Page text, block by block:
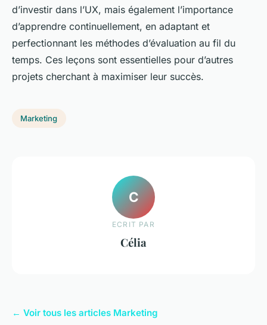
d’investir dans l’UX, mais également l’importance
d’apprendre continuellement, en adaptant et
perfectionnant les méthodes d’évaluation au fil du
temps. Ces leçons sont essentielles pour d’autres
projets cherchant à maximiser leur succès.
Marketing
C
ECRIT PAR
Célia
← Voir tous les articles Marketing